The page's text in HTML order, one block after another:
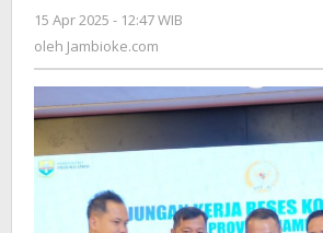
ke
Provinsi
Jambi
15 Apr 2025 - 12:47 WIB
oleh Jambioke.com